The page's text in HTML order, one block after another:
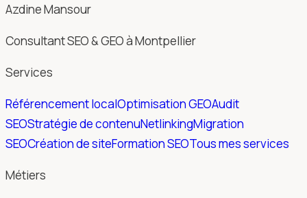
Azdine Mansour
Consultant SEO & GEO à Montpellier
Services
Référencement localOptimisation GEOAudit
SEOStratégie de contenuNetlinkingMigration
SEOCréation de siteFormation SEOTous mes services
Métiers